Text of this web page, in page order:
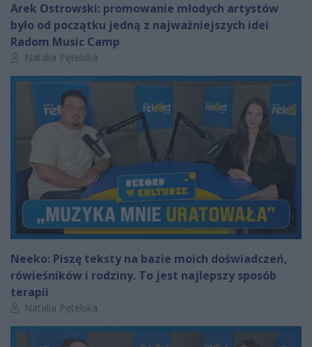
Arek Ostrowski: promowanie młodych artystów
było od początku jedną z najważniejszych idei
Radom Music Camp
Autor artykułu:
Natalia Pętelska
Neeko: Piszę teksty na bazie moich doświadczeń,
rówieśników i rodziny. To jest najlepszy sposób
terapii
Autor artykułu:
Natalia Pętelska